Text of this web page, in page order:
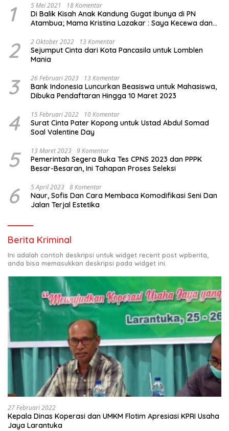
1 5 Mei 2021 18 Komentar
Di Balik Kisah Anak Kandung Gugat Ibunya di PN
Atambua; Mama Kristina Lazakar : Saya Kecewa dan
2 2 Oktober 2022 13 Komentar
Sejumput Cinta dari Kota Pancasila untuk Lomblen
Mania
3 26 Februari 2023 13 Komentar
Bank Indonesia Luncurkan Beasiswa untuk Mahasiswa,
Dibuka Pendaftaran Hingga 10 Maret 2023
4 15 Februari 2022 10 Komentar
Surat Cinta Pater Kopong untuk Ustad Abdul Somad
Soal Valentine Day
5 13 Maret 2023 9 Komentar
Pemerintah Segera Buka Tes CPNS 2023 dan PPPK
Besar-Besaran, Ini Tahapan Proses Seleksi
6 5 April 2023 8 Komentar
Naur, Sofis Dan Cara Membaca Komodifikasi Seni Dan
Jalan Terjal Estetika
Berita Kriminal
Ini adalah contoh deskripsi untuk widget recent post wpberita,
anda bisa memasukkan deskripsi pada widget ini.
27 Februari 2022
Kepala Dinas Koperasi dan UMKM Flotim Apresiasi KPRI Usaha
Jaya Larantuka